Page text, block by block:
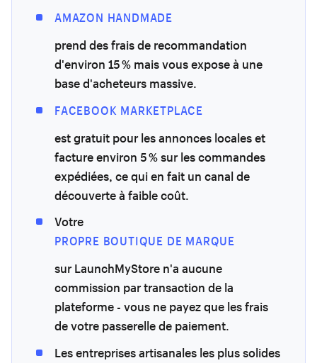
AMAZON HANDMADE
prend des frais de recommandation
d'environ 15 % mais vous expose à une
base d'acheteurs massive.
FACEBOOK MARKETPLACE
est gratuit pour les annonces locales et
facture environ 5 % sur les commandes
expédiées, ce qui en fait un canal de
découverte à faible coût.
Votre
PROPRE BOUTIQUE DE MARQUE
sur LaunchMyStore n'a aucune
commission par transaction de la
plateforme - vous ne payez que les frais
de votre passerelle de paiement.
Les entreprises artisanales les plus solides